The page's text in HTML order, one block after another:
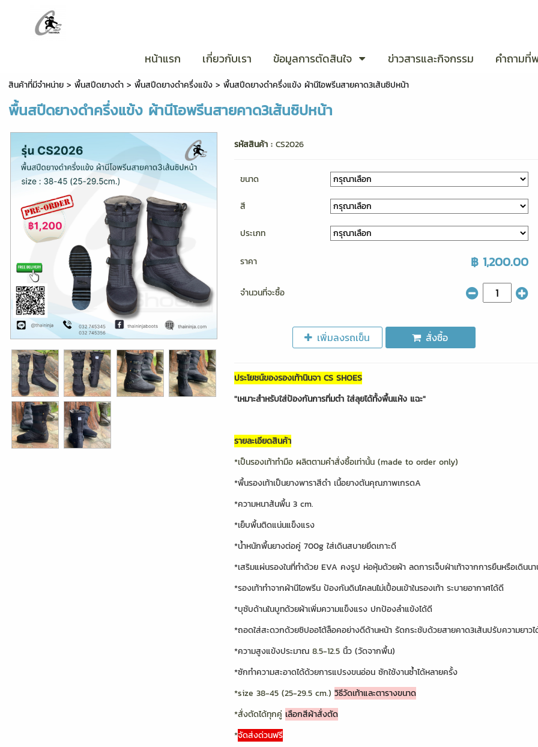
หน้าแรก เกี่ยวกับเรา ข้อมูลการตัดสินใจ ข่าวสารและกิจกรรม คำถามที่
สินค้าที่มีจำหน่าย> พื้นสปีดยางดำ> พื้นสปีดยางดำครึ่งแข้ง> พื้นสปีดยางดำครึ่งแข้ง ผ้านีโอพรีนสายคาด3เส้นซิปหน้า
พื้นสปีดยางดำครึ่งแข้ง ผ้านีโอพรีนสายคาด3เส้นซิปหน้า
รหัสสินค้า : CS2026
ขนาด
สี
ประเภท
ราคา ฿ 1,200.00
จำนวนที่จะซื้อ
เพิ่มลงรถเข็น สั่งซื้อ
ประโยชน์ของรองเท้านินจา CS SHOES
"เหมาะสำหรับใส่ป้องกันการทิ่มตำ ใส่ลุยได้ทั้งพื้นแห้ง แฉะ"
รายละเอียดสินค้า
*เป็นรองเท้าทำมือ ผลิตตามคำสั่งซื้อเท่านั้น (made to order only)
*พื้นรองเท้าเป็นยางพาราสีดำ เนื้อยางตันคุณภาพเกรดA
*ความหนาส้นพื้น 3 cm.
*เย็บพื้นติดแน่นแข็งแรง
*น้ำหนักพื้นยางต่อคู่ 700g ใส่เดินสบายยึดเกาะดี
*เสริมแผ่นรองในที่ทำด้วย EVA คงรูป ห่อหุ้มด้วยผ้า ลดการเจ็บฝ่าเท้าจากการยืนหรือเดินน
*รองเท้าทำจากผ้านีโอพรีน ป้องกันดินโคลนไม่เปื้อนเข้าในรองเท้า ระบายอากาศได้ดี
*บุซับด้านในบูทด้วยผ้าเพิ่มความแข็งแรง ปกป้องลำแข้งได้ดี
*ถอดใส่สะดวกด้วยซิปออโต้ล็อคอย่างดีด้านหน้า รัดกระชับด้วยสายคาด3เส้นปรับความยาวไ
*ความสูงแข้งประมาณ 8.5-12.5นิ้ว (วัดจากพื้น)
*ซักทำความสะอาดได้ด้วยการแปรงขนอ่อน ซักใช้งานซ้ำได้หลายครั้ง
*size 38-45 (25-29.5 cm.) วิธีวัดเท้าและตารางขนาด
*สั่งตัดได้ทุกคู่ เลือกสีผ้าสั่งตัด
*จัดส่งด่วนฟรี